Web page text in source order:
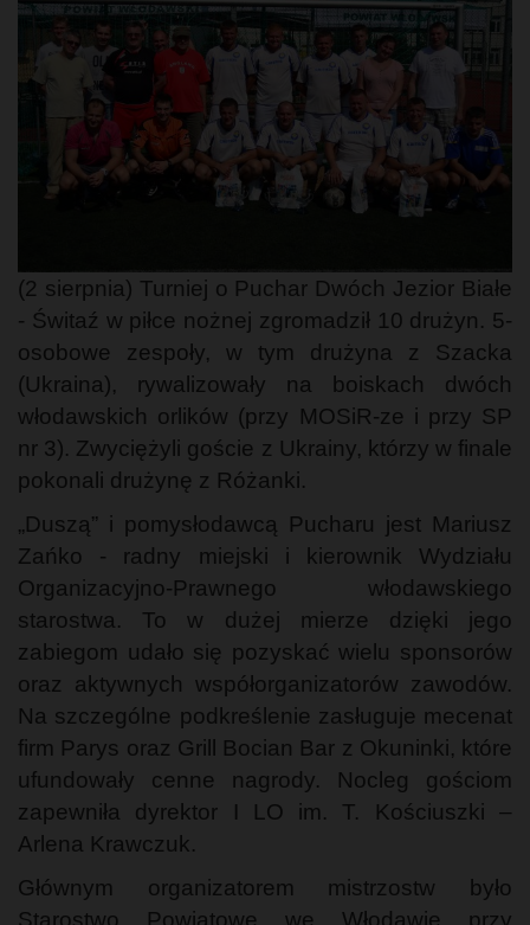
(2 sierpnia) Turniej o Puchar Dwóch Jezior Białe
- Świtaź w piłce nożnej zgromadził 10 drużyn. 5-
osobowe zespoły, w tym drużyna z Szacka
(Ukraina), rywalizowały na boiskach dwóch
włodawskich orlików (przy MOSiR-ze i przy SP
nr 3). Zwyciężyli goście z Ukrainy, którzy w finale
pokonali drużynę z Różanki.
„Duszą” i pomysłodawcą Pucharu jest Mariusz
Zańko - radny miejski i kierownik Wydziału
Organizacyjno-Prawnego włodawskiego
starostwa. To w dużej mierze dzięki jego
zabiegom udało się pozyskać wielu sponsorów
oraz aktywnych współorganizatorów zawodów.
Na szczególne podkreślenie zasługuje mecenat
firm Parys oraz Grill Bocian Bar z Okuninki, które
ufundowały cenne nagrody. Nocleg gościom
zapewniła dyrektor I LO im. T. Kościuszki –
Arlena Krawczuk.
Głównym organizatorem mistrzostw było
Starostwo Powiatowe we Włodawie przy